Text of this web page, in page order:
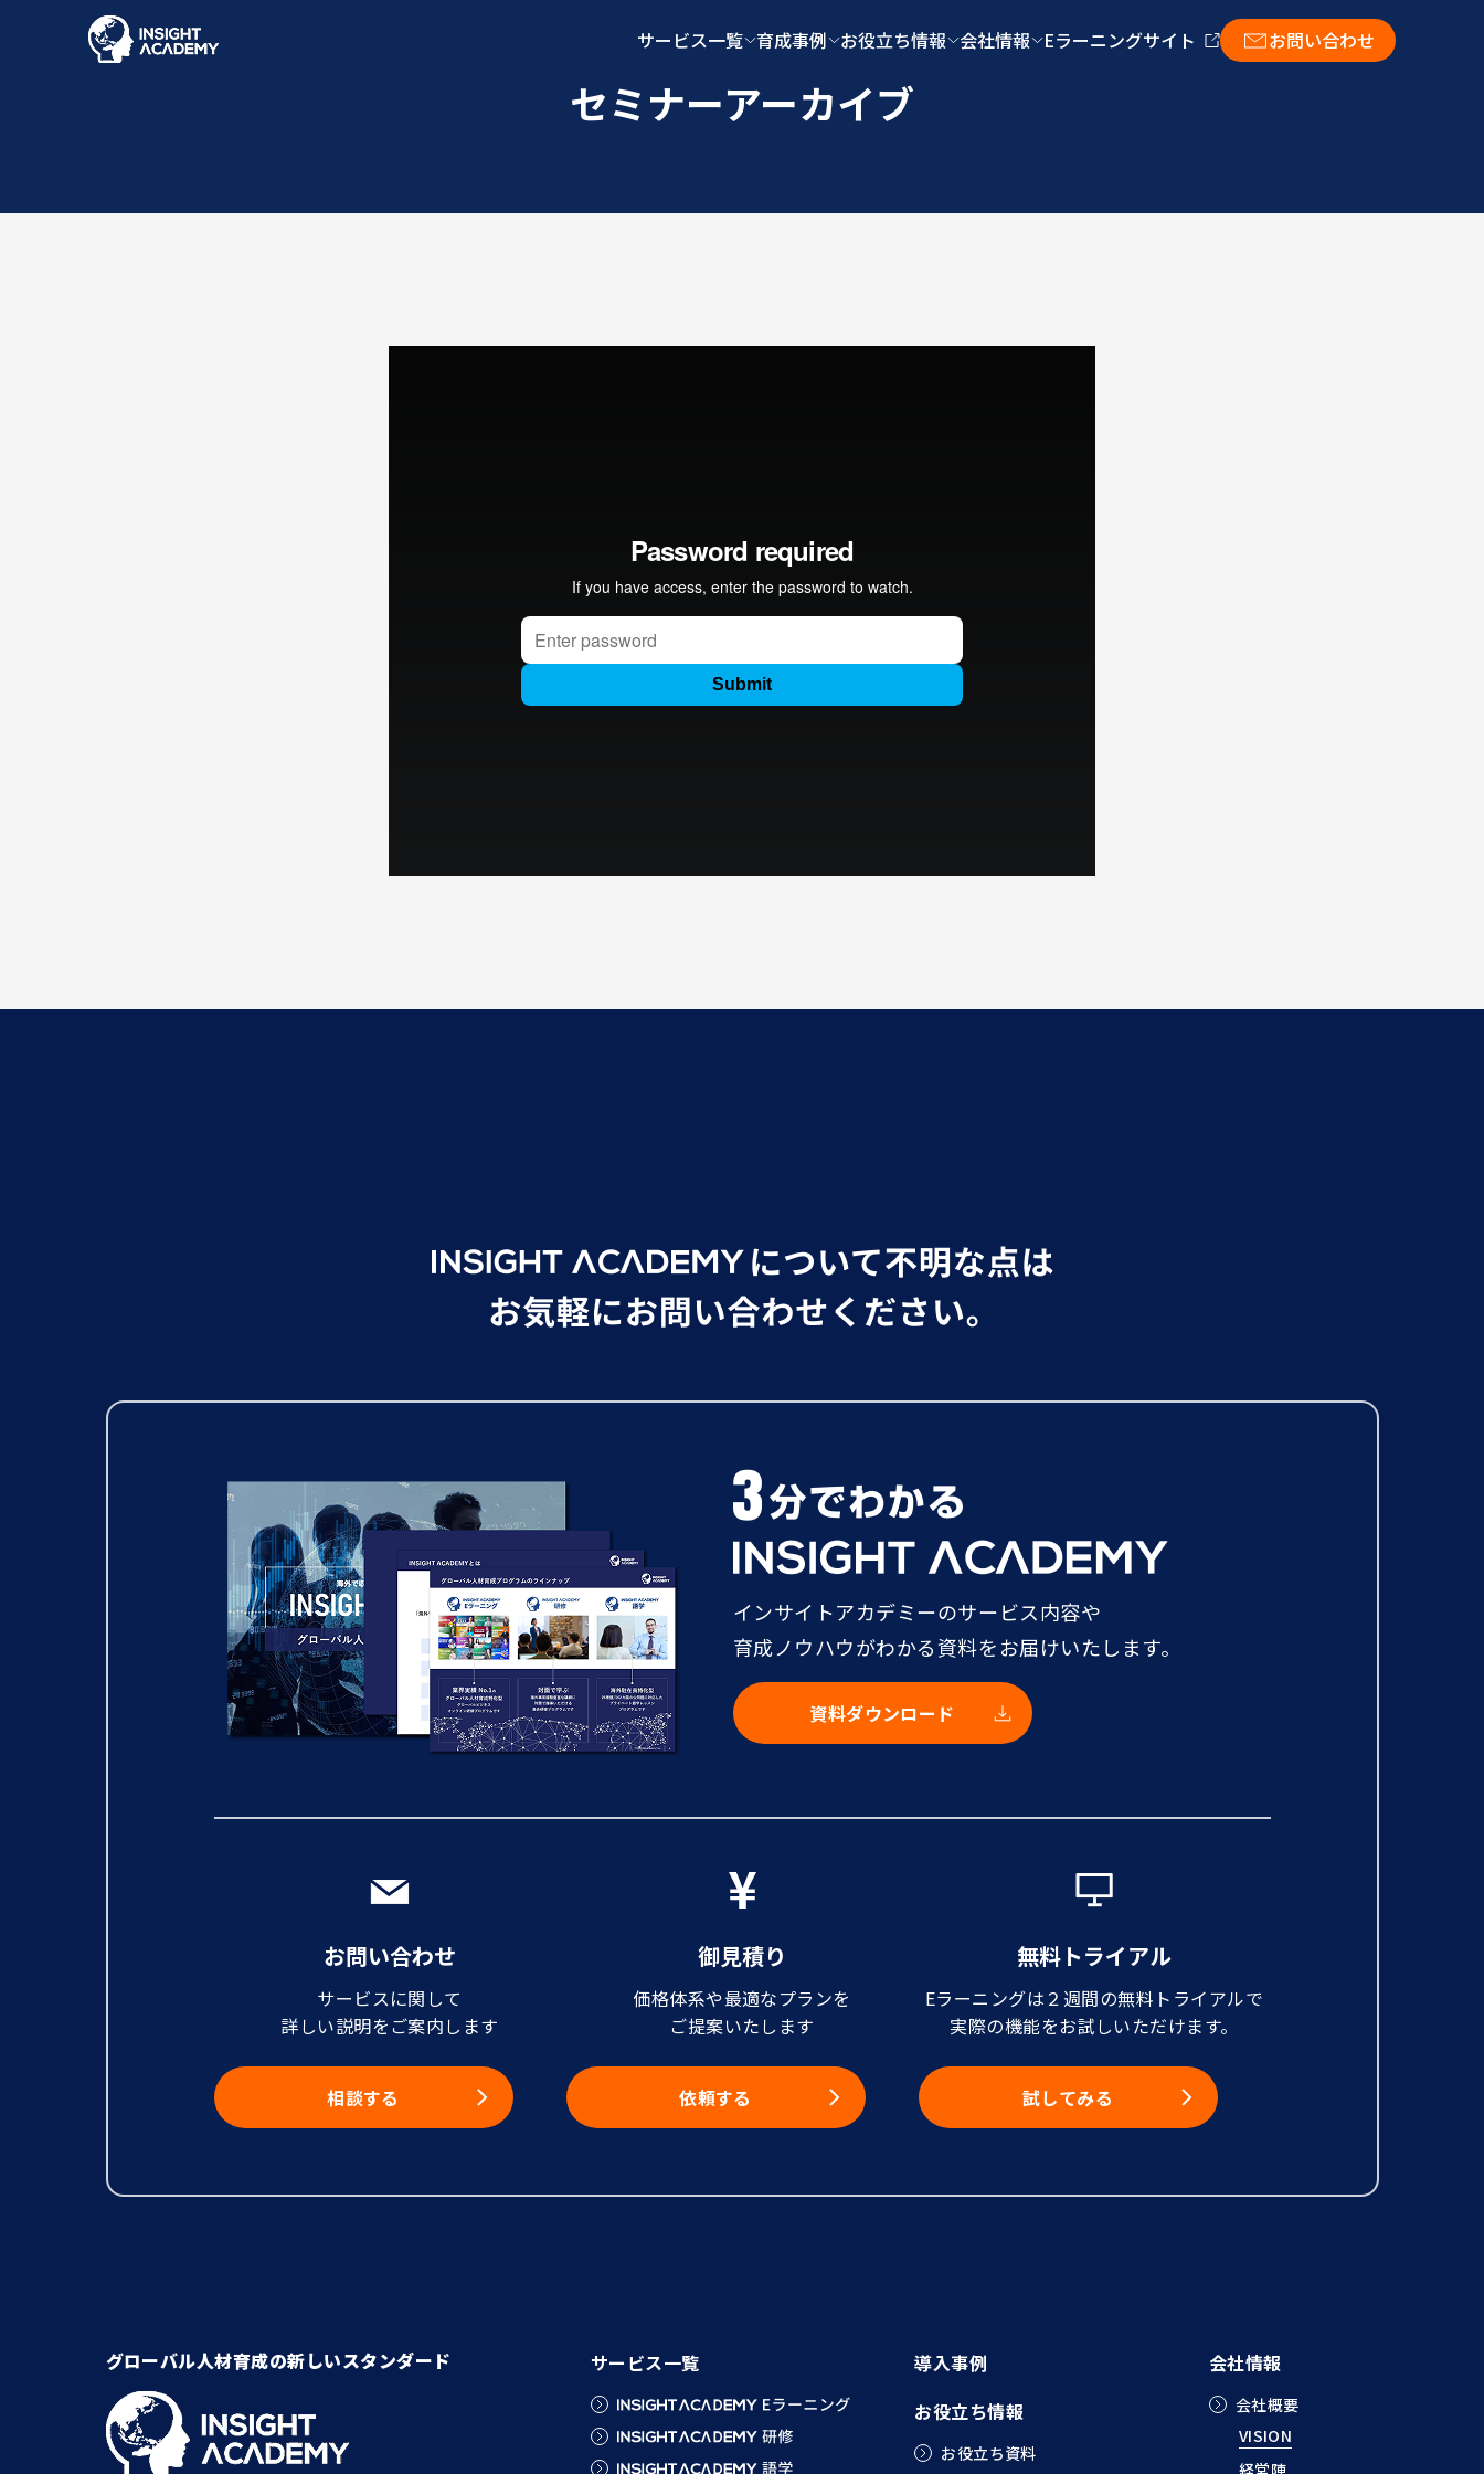
サービス一覧 育成事例 お役立ち情報 会社情報 Eラーニングサイト お問い合わせ
セミナーアーカイブ
インサイトアカデミーのサービス内容や
育成ノウハウがわかる資料をお届けいたします。
資料ダウンロード
お問い合わせ
サービスに関して
詳しい説明をご案内します
相談する
御見積り
価格体系や最適なプランを
ご提案いたします
依頼する
無料トライアル
Eラーニングは２週間の無料トライアルで
実際の機能をお試しいただけます。
試してみる
グローバル人材育成の新しいスタンダード サービス一覧
導入事例
お役立ち情報
お役立ち資料
会社情報
会社概要
VISION
経営陣